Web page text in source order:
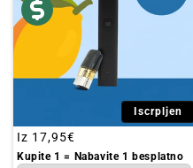
Iscrpljen
Redovna
cijena
Iz 17,95€
Kupite 1 = Nabavite 1 besplatno